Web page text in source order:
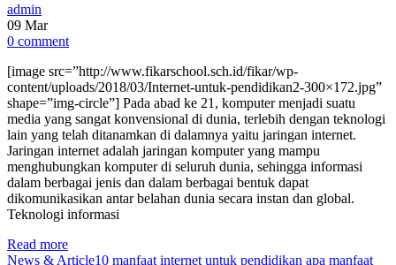
admin
09 Mar
0 comment
[image src=”http://www.fikarschool.sch.id/fikar/wp-
content/uploads/2018/03/Internet-untuk-pendidikan2-300×172.jpg”
shape=”img-circle”] Pada abad ke 21, komputer menjadi suatu
media yang sangat konvensional di dunia, terlebih dengan teknologi
lain yang telah ditanamkan di dalamnya yaitu jaringan internet.
Jaringan internet adalah jaringan komputer yang mampu
menghubungkan komputer di seluruh dunia, sehingga informasi
dalam berbagai jenis dan dalam berbagai bentuk dapat
dikomunikasikan antar belahan dunia secara instan dan global.
Teknologi informasi
Read more
News & Article10 manfaat internet untuk pendidikan apa manfaat